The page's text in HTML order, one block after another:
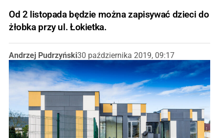
Od 2 listopada będzie można zapisywać dzieci do
żłobka przy ul. Łokietka.
Andrzej Pudrzyński30 października 2019, 09:17